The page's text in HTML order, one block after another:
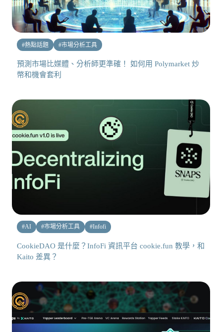
#熱點話題 #市場分析工具
預測市場比媒體、分析師更準確！ 如何用 Polymarket 炒
幣和機會套利
#AI #市場分析工具 #Infofi
CookieDAO 是什麼？InfoFi 資訊平台 cookie.fun 教學，和
Kaito 差異？